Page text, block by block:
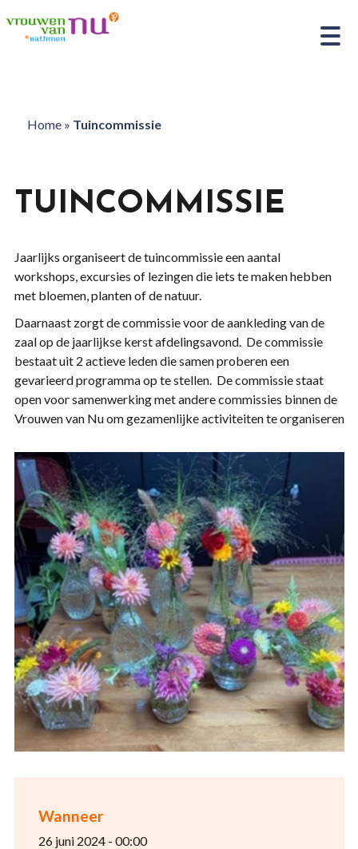
Home» Tuincommissie
Wanneer
26 juni 2024 - 00:00
TUINCOMMISSIE
Jaarlijks organiseert de tuincommissie een aantal
workshops, excursies of lezingen die iets te maken hebben
met bloemen, planten of de natuur.
Daarnaast zorgt de commissie voor de aankleding van de
zaal op de jaarlijkse kerst afdelingsavond. De commissie
bestaat uit 2 actieve leden die samen proberen een
gevarieerd programma op te stellen. De commissie staat
open voor samenwerking met andere commissies binnen de
Vrouwen van Nu om gezamenlijke activiteiten te organiseren